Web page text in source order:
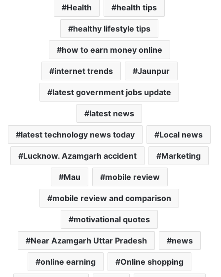
Health health tips
healthy lifestyle tips
how to earn money online
internet trends Jaunpur
latest government jobs update
latest news
latest technology news today Local news
Lucknow. Azamgarh accident Marketing
Mau mobile review
mobile review and comparison
motivational quotes
Near Azamgarh Uttar Pradesh news
online earning Online shopping